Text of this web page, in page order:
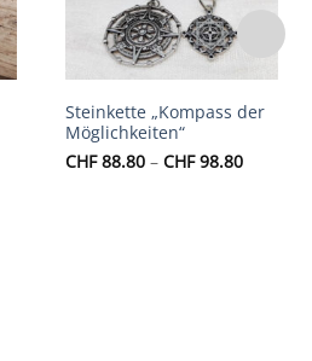
Steinkette „Kompass der
Möglichkeiten“
CHF88.80 – CHF98.80